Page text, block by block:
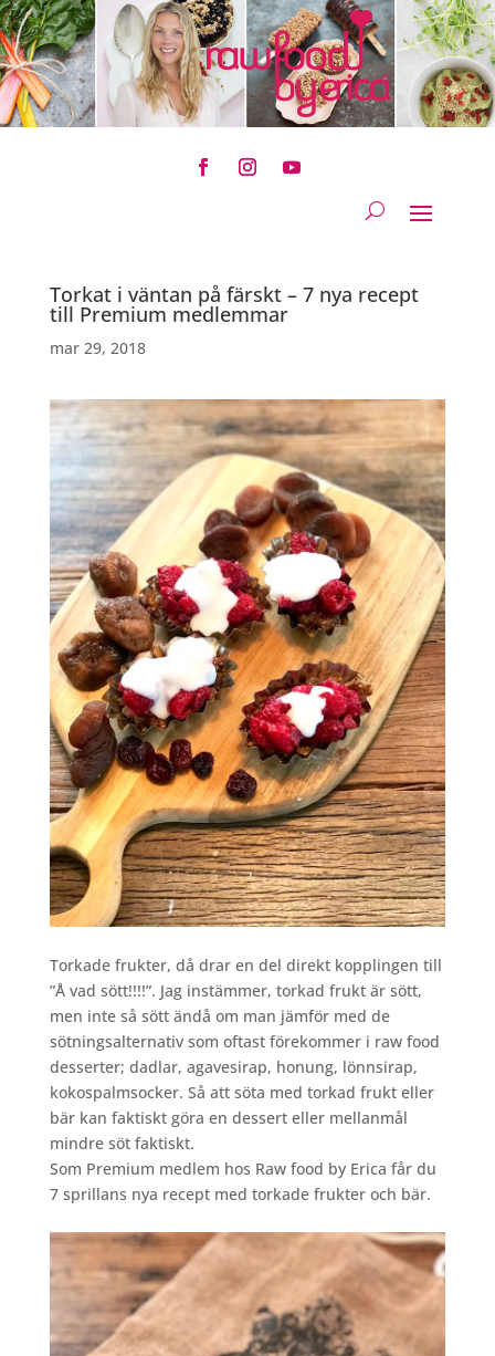
Torkat i väntan på färskt – 7 nya recept
till Premium medlemmar
mar 29, 2018
Torkade frukter, då drar en del direkt kopplingen till
”Å vad sött!!!!”. Jag instämmer, torkad frukt är sött,
men inte så sött ändå om man jämför med de
sötningsalternativ som oftast förekommer i raw food
desserter; dadlar, agavesirap, honung, lönnsirap,
kokospalmsocker. Så att söta med torkad frukt eller
bär kan faktiskt göra en dessert eller mellanmål
mindre söt faktiskt.
Som Premium medlem hos Raw food by Erica får du
7 sprillans nya recept med torkade frukter och bär.